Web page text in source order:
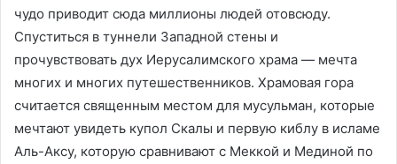
чудо приводит сюда миллионы людей отовсюду.
Спуститься в туннели Западной стены и
прочувствовать дух Иерусалимского храма — мечта
многих и многих путешественников. Храмовая гора
считается священным местом для мусульман, которые
мечтают увидеть купол Скалы и первую киблу в исламе
Аль-Аксу, которую сравнивают с Меккой и Мединой по